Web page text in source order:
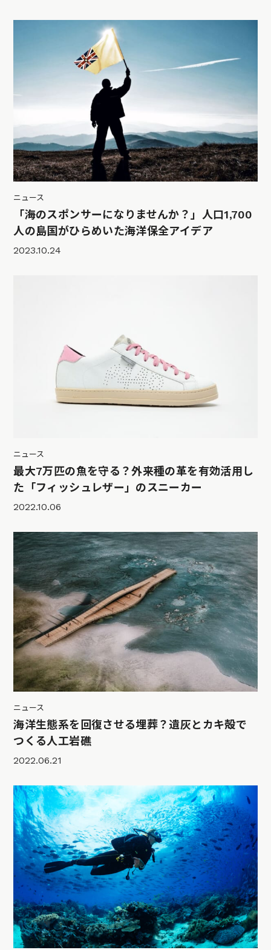
ニュース
「海のスポンサーになりませんか？」人口1,700
人の島国がひらめいた海洋保全アイデア
2023.10.24
ニュース
最大7万匹の魚を守る？外来種の革を有効活用し
た「フィッシュレザー」のスニーカー
2022.10.06
ニュース
海洋生態系を回復させる埋葬？遺灰とカキ殻で
つくる人工岩礁
2022.06.21